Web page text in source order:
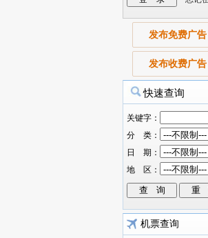
发布免费广告
发布收费广告
机票查询